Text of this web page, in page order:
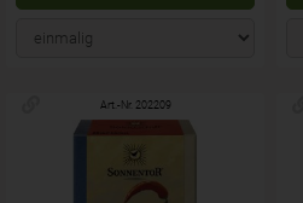
Art.-Nr. 202209